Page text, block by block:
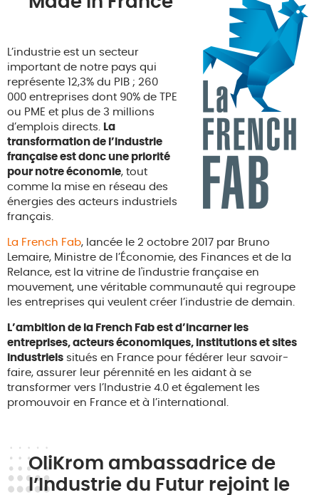
L’industrie est un secteur
important de notre pays qui
représente 12,3% du PIB ; 260
000 entreprises dont 90% de TPE
ou PME et plus de 3 millions
d’emplois directs. La
transformation de l’industrie
française est donc une priorité
pour notre économie, tout
comme la mise en réseau des
énergies des acteurs industriels
français.
La French Fab, lancée le 2 octobre 2017 par Bruno
Lemaire, Ministre de l’Économie, des Finances et de la
Relance, est la vitrine de l'industrie française en
mouvement, une véritable communauté qui regroupe
les entreprises qui veulent créer l’industrie de demain.
L’ambition de la French Fab est d’incarner les
entreprises, acteurs économiques, institutions et sites
industriels situés en France pour fédérer leur savoir-
faire, assurer leur pérennité en les aidant à se
transformer vers l’Industrie 4.0 et également les
promouvoir en France et à l’international.
OliKrom ambassadrice de
l’Industrie du Futur rejoint le